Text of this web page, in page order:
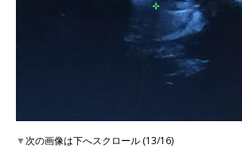
▼次の画像は下へスクロール (13/16)